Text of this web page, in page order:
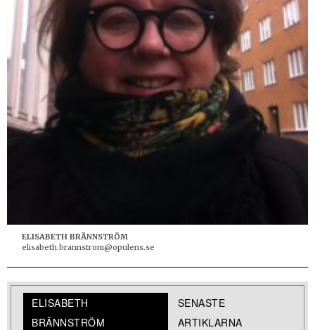
ELISABETH BRÄNNSTRÖM
elisabeth.brannstrom@opulens.se
ELISABETH
BRÄNNSTRÖM
SENASTE
ARTIKLARNA